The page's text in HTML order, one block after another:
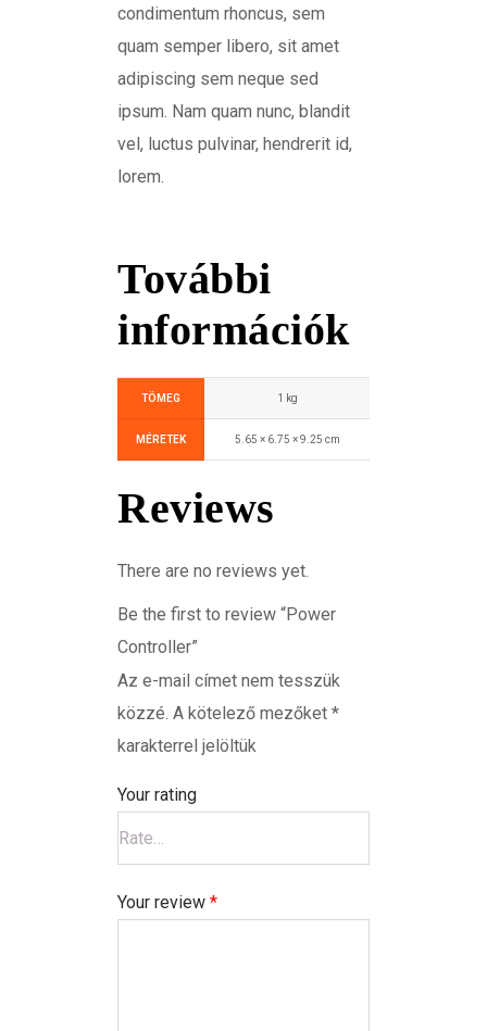
condimentum rhoncus, sem
quam semper libero, sit amet
adipiscing sem neque sed
ipsum. Nam quam nunc, blandit
vel, luctus pulvinar, hendrerit id,
lorem.
További
információk
TÖMEG 1 kg
MÉRETEK 5.65 × 6.75 × 9.25 cm
Reviews
There are no reviews yet.
Be the first to review “Power
Controller”
Az e-mail címet nem tesszük
közzé. A kötelező mezőket *
karakterrel jelöltük
Your rating
Your review *